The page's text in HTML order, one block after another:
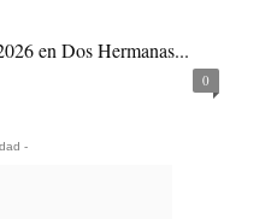
en Dos Hermanas...
0
-